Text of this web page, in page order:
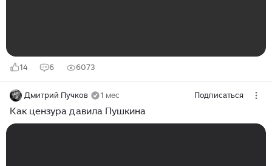
14 6 6073
Дмитрий Пучков 1 мес Подписаться
Как цензура давила Пушкина